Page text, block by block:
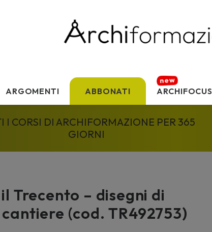
ARGOMENTI ABBONATI ARCHIFOCUS
I CORSI DI ARCHIFORMAZIONE PER 365
GIORNI
Trecento – disegni di
(cod. TR492753)